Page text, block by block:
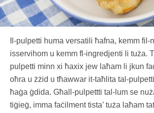
Il-pulpetti huma versatili ħafna, kemm fil-
isservihom u kemm fl-ingredjenti li tuża.
pulpetti minn xi ħaxix jew laħam li jkun
oħra u żżid u tħawwar it-taħlita tal-
ħaġa ġdida. Għall-pulpettti tal-lum se
tiġieġ, imma faċilment tista’ tuża laħam